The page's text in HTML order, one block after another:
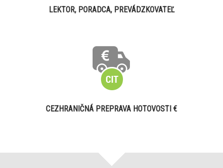
LEKTOR, PORADCA, PREVÁDZKOVATEĽ
CEZHRANIČNÁ PREPRAVA HOTOVOSTI €